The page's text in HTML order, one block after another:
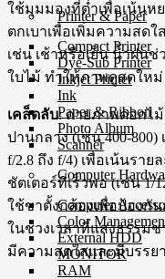
Printer & Paper
Compact Printer
Dye-Sub Printer
Inkjet Printer
Ink
Paper & Ribbon
Photo Album
Scanner
Computer
Computer
Color
External HDD
MONITOR
RAM
ใช้มุมมองที่ต่ำเพื่อเน้นห
ตกเบาเพื่อเพิ่มความสด
เช่น เช้าหรือเย็น น้ำฝน
ใบไม้ ทำให้ภาพดูสดใหม่
เคล็ดลับ: ถ่ายภาพดอกไ
ปานกลาง (เช่น 400-
f/2.8 ถึง f/4) เพื่อเน้นรา
ชัตเตอร์ที่เร็วพอ (เช่น
ใช้ขาตั้งกล้องเพื่อป้องกั
ในช่วงเวลาที่แสงธรรม
มีความสดใสและมีบรรย